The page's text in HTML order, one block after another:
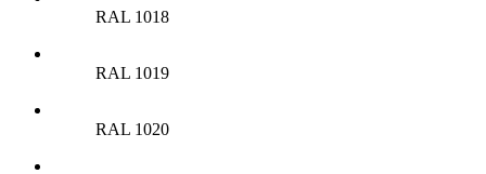
RAL 1018
RAL 1019
RAL 1020